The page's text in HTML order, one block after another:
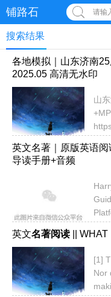
铺路石 请输
搜索结果
各地模拟｜山东济南
2025.05 高清无水印
山
拟
4
听
英文名著｜原版英语
导读手册+音频
On
英文名著阅读 ||
[1]
Nor